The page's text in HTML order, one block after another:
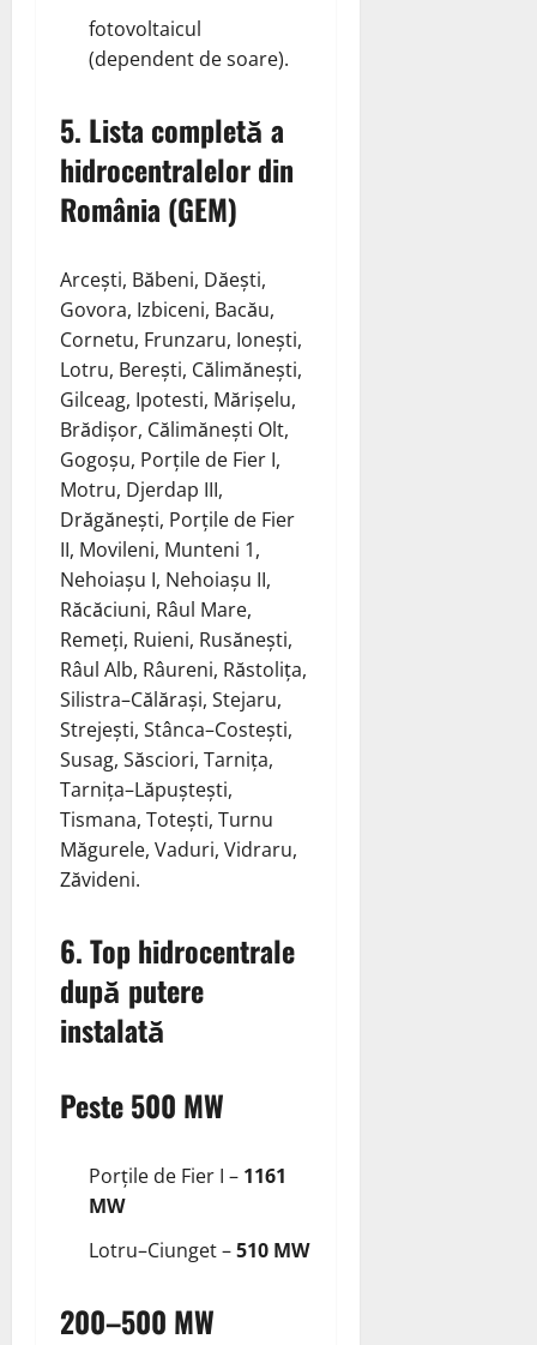
fotovoltaicul
(dependent de soare).
5. Lista completă a
hidrocentralelor din
România (GEM)
Arcești, Băbeni, Dăești,
Govora, Izbiceni, Bacău,
Cornetu, Frunzaru, Ionești,
Lotru, Berești, Călimănești,
Gilceag, Ipotesti, Mărișelu,
Brădișor, Călimănești Olt,
Gogoșu, Porțile de Fier I,
Motru, Djerdap III,
Drăgănești, Porțile de Fier
II, Movileni, Munteni 1,
Nehoiașu I, Nehoiașu II,
Răcăciuni, Râul Mare,
Remeți, Ruieni, Rusănești,
Râul Alb, Râureni, Răstolița,
Silistra–Călărași, Stejaru,
Strejești, Stânca–Costești,
Susag, Săsciori, Tarnița,
Tarnița–Lăpuștești,
Tismana, Totești, Turnu
Măgurele, Vaduri, Vidraru,
Zăvideni.
6. Top hidrocentrale
după putere
instalată
Peste 500 MW
Porțile de Fier I – 1161
MW
Lotru–Ciunget –510 MW
200–500 MW